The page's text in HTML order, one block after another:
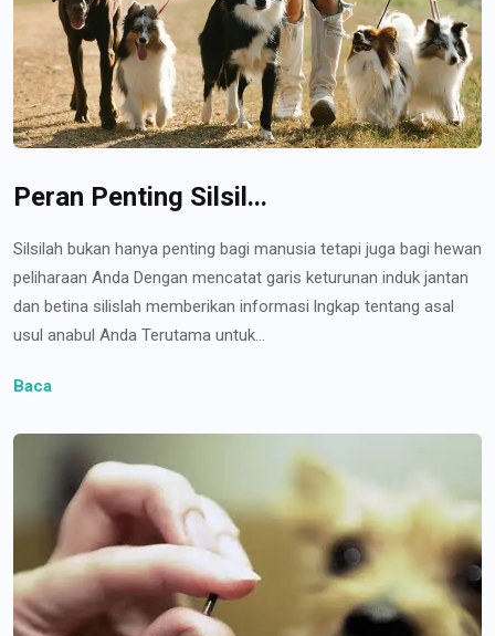
Peran Penting Silsil...
Silsilah bukan hanya penting bagi manusia tetapi juga bagi hewan
peliharaan Anda Dengan mencatat garis keturunan induk jantan
dan betina silislah memberikan informasi lngkap tentang asal
usul anabul Anda Terutama untuk...
Baca